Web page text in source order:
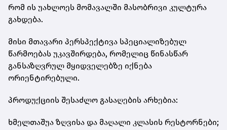
რომ ის უახლოეს მომავალში მასობრივი კულტურა
გახდება.
მისი მთავარი პერსპექტივა სპეციალიზებულ
წარმოებას უკავშირდება, რომელიც წინასწარ
განსაზღვრულ მყიდველებზე იქნება
ორიენტირებული.
პროდუქციის შესაძლო გასაღების არხებია:
ხმელთაშუა ზღვისა და მაღალი კლასის რესტორნები;